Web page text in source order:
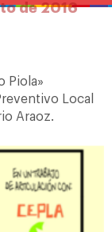
de 2016
Piola»
Local
Araoz.